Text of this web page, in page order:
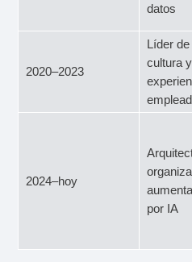
datos
2020–2023
Líder de
cultura y
2024–hoy
por IA